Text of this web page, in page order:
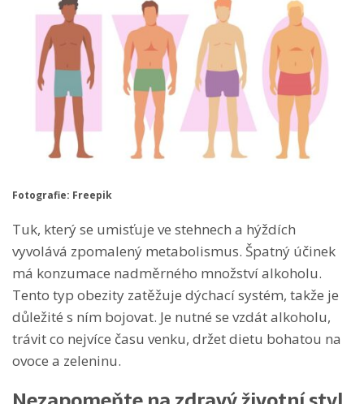
Fotografie: Freepik
Tuk, který se umisťuje ve stehnech a hýždích
vyvolává zpomalený metabolismus. Špatný účinek
má konzumace nadměrného množství alkoholu.
Tento typ obezity zatěžuje dýchací systém, takže je
důležité s ním bojovat. Je nutné se vzdát alkoholu,
trávit co nejvíce času venku, držet dietu bohatou na
ovoce a zeleninu.